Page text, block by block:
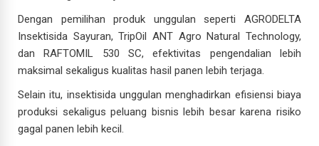
Dengan pemilihan produk unggulan seperti AGRODELTA
Insektisida Sayuran, TripOil ANT Agro Natural Technology,
dan RAFTOMIL 530 SC, efektivitas pengendalian lebih
maksimal sekaligus kualitas hasil panen lebih terjaga.
Selain itu, insektisida unggulan menghadirkan efisiensi biaya
produksi sekaligus peluang bisnis lebih besar karena risiko
gagal panen lebih kecil.